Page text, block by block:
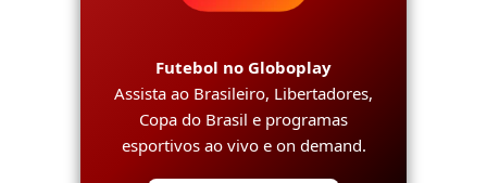
Futebol no Globoplay
Assista ao Brasileiro, Libertadores,
Copa do Brasil e programas
esportivos ao vivo e on demand.